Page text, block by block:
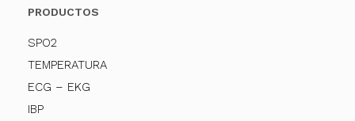
PRODUCTOS
SPO2
TEMPERATURA
ECG – EKG
IBP